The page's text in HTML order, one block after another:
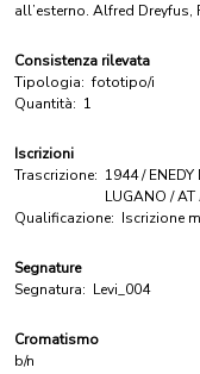
all’esterno. Alfred Dreyfus,
Consistenza rilevata
Tipologia: fototipo/i
Quantità: 1
Iscrizioni
Trascrizione: 1944 / ENEDY
LUGANO / AT
Qualificazione: Iscrizione
Segnature
Segnatura: Levi_004
Cromatismo
b/n